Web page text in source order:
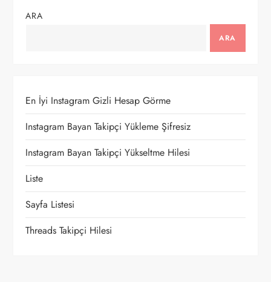
g
i
n
m
e
s
i
ARA
ARA
En İyi Instagram Gizli Hesap Görme
Instagram Bayan Takipçi Yükleme Şifresiz
Instagram Bayan Takipçi Yükseltme Hilesi
Liste
Sayfa Listesi
Threads Takipçi Hilesi